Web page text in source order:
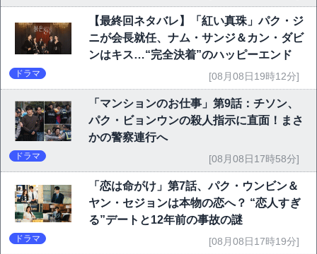
【最終回ネタバレ】「紅い真珠」パク・ジ
ニが会長就任、ナム・サンジ＆カン・ダビ
ンはキス…“完全決着”のハッピーエンド
ドラマ [08月08日19時12分]
「マンションのお仕事」第9話：チソン、
パク・ビョンウンの殺人指示に直面！まさ
かの警察連行へ
ドラマ [08月08日17時58分]
「恋は命がけ」第7話、パク・ウンビン＆
ヤン・セジョンは本物の恋へ？ “恋人すぎ
る”デートと12年前の事故の謎
ドラマ [08月08日17時19分]